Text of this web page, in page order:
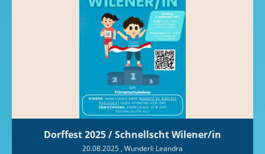
Dorffest 2025 / Schnellscht Wilener/in
20.08.2025 , Wunderli Leandra